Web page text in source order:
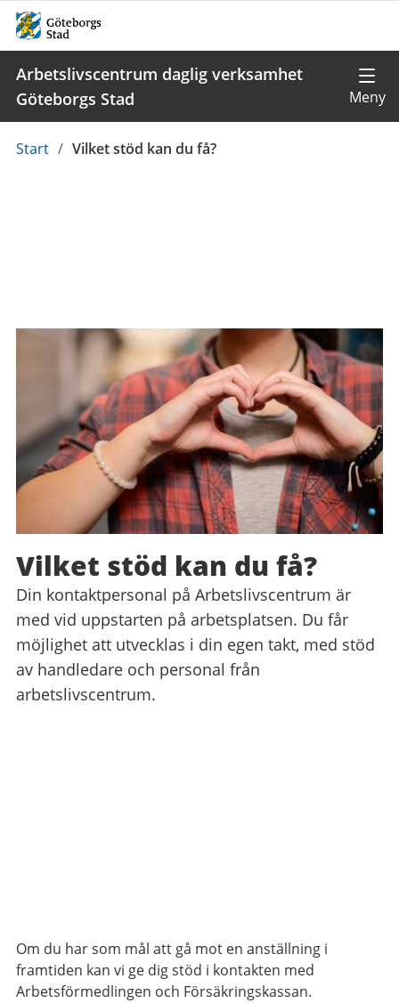
Arbetslivscentrum daglig verksamhet
Göteborgs Stad
Du
Start / Vilket stöd kan du få?
Vilket stöd kan du få?
Din kontaktpersonal på Arbetslivscentrum är
med vid uppstarten på arbetsplatsen. Du får
möjlighet att utvecklas i din egen takt, med stöd
av handledare och personal från
arbetslivscentrum.
Om du har som mål att gå mot en anställning i
framtiden kan vi ge dig stöd i kontakten med
Arbetsförmedlingen och Försäkringskassan.